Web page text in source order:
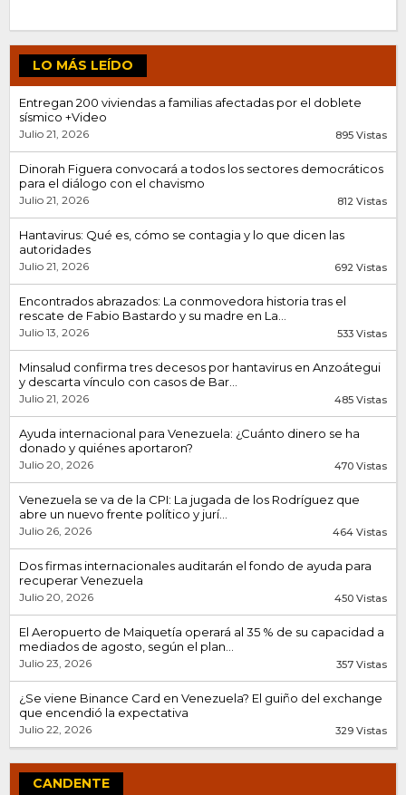
LO MÁS LEÍDO
Entregan 200 viviendas a familias afectadas por el doblete
sísmico +Video
Julio 21, 2026 895 Vistas
Dinorah Figuera convocará a todos los sectores democráticos
para el diálogo con el chavismo
Julio 21, 2026 812 Vistas
Hantavirus: Qué es, cómo se contagia y lo que dicen las
autoridades
Julio 21, 2026 692 Vistas
Encontrados abrazados: La conmovedora historia tras el
rescate de Fabio Bastardo y su madre en La...
Julio 13, 2026 533 Vistas
Minsalud confirma tres decesos por hantavirus en Anzoátegui
y descarta vínculo con casos de Bar...
Julio 21, 2026 485 Vistas
Ayuda internacional para Venezuela: ¿Cuánto dinero se ha
donado y quiénes aportaron?
Julio 20, 2026 470 Vistas
Venezuela se va de la CPI: La jugada de los Rodríguez que
abre un nuevo frente político y jurí...
Julio 26, 2026 464 Vistas
Dos firmas internacionales auditarán el fondo de ayuda para
recuperar Venezuela
Julio 20, 2026 450 Vistas
El Aeropuerto de Maiquetía operará al 35 % de su capacidad a
mediados de agosto, según el plan...
Julio 23, 2026 357 Vistas
¿Se viene Binance Card en Venezuela? El guiño del exchange
que encendió la expectativa
Julio 22, 2026 329 Vistas
CANDENTE